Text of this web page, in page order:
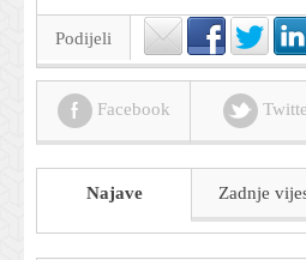
Podijeli
Facebook
Najave Zadnje